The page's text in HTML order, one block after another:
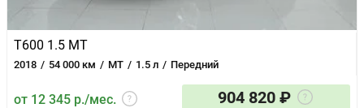
T600 1.5 MT
2018 54 000 км MT 1.5 л Передний
от 12 345 р./мес. 904 820 ₽